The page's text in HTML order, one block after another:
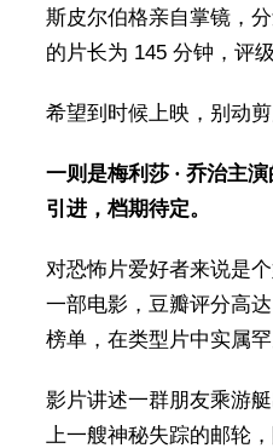
斯皮尔伯格亲自掌镜，
的片长为 145 分钟，评级
希望到时候上映，别动剪
一则是梅利莎 · 乔治主
引进，档期待定。
对恐怖片爱好者来说是
一部电影，豆瓣评分高
榜单，在类型片中实属罕
影片讲述一群朋友乘游
上一艘神秘失踪的邮轮